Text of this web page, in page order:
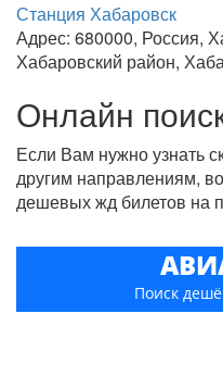
Станция Хабаровск
Адрес: 680000, Россия,
Хабаровский район,
Онлайн
Если Вам нужно узнать
другим направлениям,
дешевых жд билетов на
Поиск